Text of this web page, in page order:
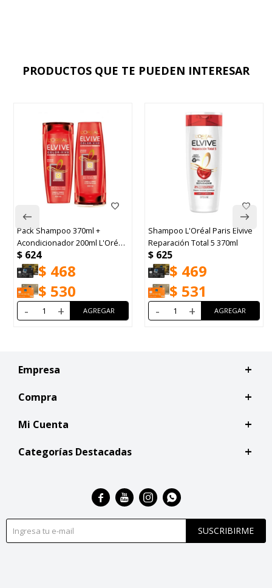
PRODUCTOS QUE TE PUEDEN INTERESAR
Pack Shampoo 370ml +
Acondicionador 200ml L'Oréal
Paris Elvive ColorVive
$ 624
$ 468
$ 530
- +
Shampoo L'Oréal Paris Elvive
Reparación Total 5 370ml
$ 625
$ 469
$ 531
- +
Empresa
Compra
Mi Cuenta
Categorías Destacadas
SUSCRIBIRME
   